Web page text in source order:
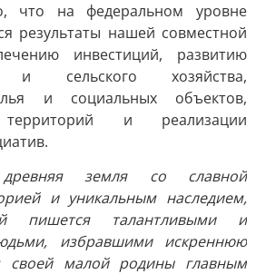
что на федеральном уровне
результаты нашей совместной
инвестиций, развитию
и сельского хозяйства,
и социальных объектов,
территорий и реализации
земля со славной
и уникальным наследием,
пишется талантливыми и
избравшими искреннюю
своей малой родины главным